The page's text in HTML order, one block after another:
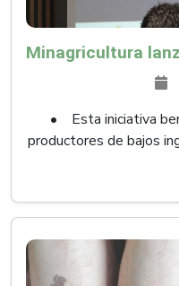
• Esta iniciativa
productores de bajos